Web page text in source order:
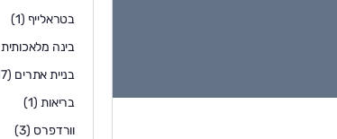
בטראלייף (1)
בינה מלאכותית
בניית אתרים (17)
בריאות(1)
וורדפרס (3)